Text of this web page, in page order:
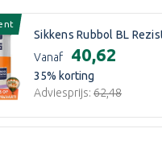
Sikkens Rubbol BL
Vanaf
€40,62
35% korting
Adviesprijs: €62,48